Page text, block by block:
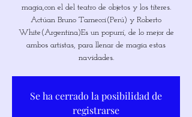
magia,con el del teatro de objetos y los títeres.
Actúan Bruno Tarnecci(Perú) y Roberto
White(Argentina)Es un popurrí, de lo mejor de
ambos artistas, para llenar de magia estas
navidades.
Se ha cerrado la posibilidad de
registrarse